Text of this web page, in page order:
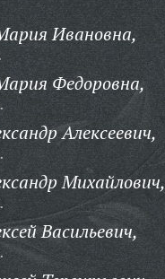
Ивановна,
Федоровна,
Алексеевич,
Михайлович,
Васильевич,